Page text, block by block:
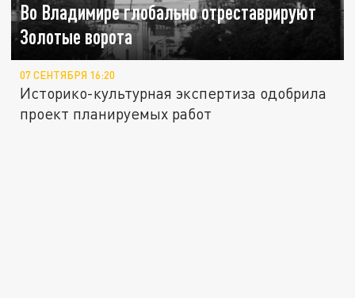
Во Владимире глобально отреставрируют
Золотые ворота
07 СЕНТЯБРЯ 16:20
Историко-культурная экспертиза одобрила
проект планируемых работ